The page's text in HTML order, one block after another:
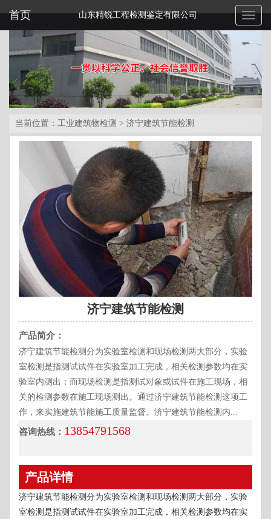
Toggle
首页 山东精锐工程检测鉴定有限公司
当前位置： 工业建筑物检测 > 济宁建筑节能检测
济宁建筑节能检测
产品简介：
济宁建筑节能检测分为实验室检测和现场检测两大部分，实验
室检测是指测试试件在实验室加工完成，相关检测参数均在实
验室内测出；而现场检测是指测试对象或试件在施工现场，相
关的检测参数在施工现场测出。通过济宁建筑节能检测这项工
作，来实施建筑节能施工质量监督。济宁建筑节能检测内...
咨询热线： 13854791568
产品详情
济宁建筑节能检测分为实验室检测和现场检测两大部分，实验
室检测是指测试试件在实验室加工完成，相关检测参数均在实